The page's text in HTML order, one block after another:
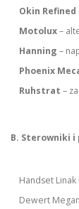
Okin Refined
Motolux–
Hanning –
Phoenix
Ruhstrat –
B. Sterowniki
Handset Linak
Dewert